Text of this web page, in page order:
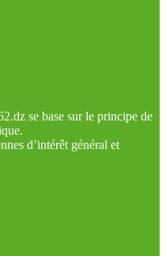
se base sur le principe de
d’intérêt général et